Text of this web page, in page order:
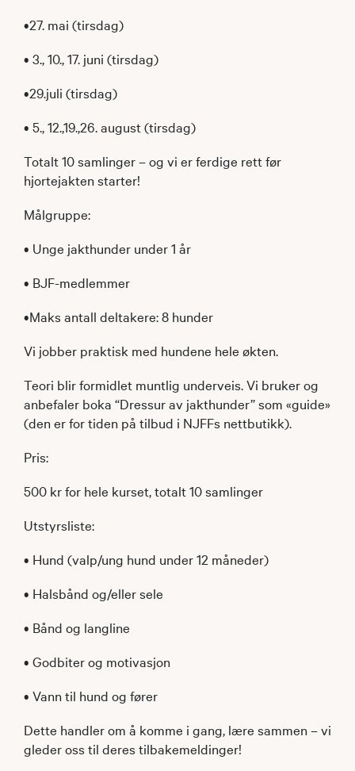
•27. mai (tirsdag)
• 3., 10., 17. juni (tirsdag)
•29.juli (tirsdag)
• 5., 12.,19.,26. august (tirsdag)
Totalt 10 samlinger – og vi er ferdige rett før
hjortejakten starter!
Målgruppe:
• Unge jakthunder under 1 år
• BJF-medlemmer
•Maks antall deltakere: 8 hunder
Vi jobber praktisk med hundene hele økten.
Teori blir formidlet muntlig underveis. Vi bruker og
anbefaler boka “Dressur av jakthunder” som «guide»
(den er for tiden på tilbud i NJFFs nettbutikk).
Pris:
500 kr for hele kurset, totalt 10 samlinger
Utstyrsliste:
• Hund (valp/ung hund under 12 måneder)
• Halsbånd og/eller sele
• Bånd og langline
• Godbiter og motivasjon
• Vann til hund og fører
Dette handler om å komme i gang, lære sammen – vi
gleder oss til deres tilbakemeldinger!